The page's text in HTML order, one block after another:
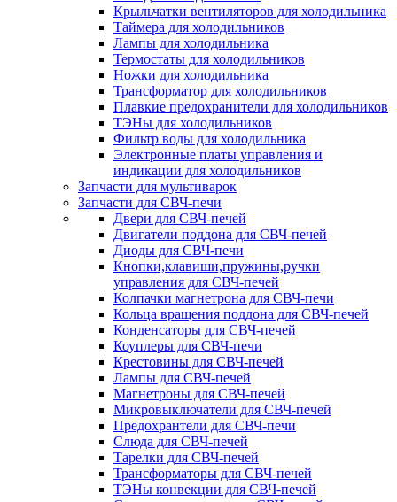
Крыльчатки вентиляторов для холодильника
Таймера для холодильников
Лампы для холодильника
Термостаты для холодильников
Ножки для холодильника
Трансформатор для холодильников
Плавкие предохранители для холодильников
ТЭНы для холодильников
Фильтр воды для холодильника
Электронные платы управления и
индикации для холодильников
Запчасти для мультиварок
Запчасти для СВЧ-печи
Двери для СВЧ-печей
Двигатели поддона для СВЧ-печей
Диоды для СВЧ-печи
Кнопки,клавиши,пружины,ручки
управления для СВЧ-печей
Колпачки магнетрона для СВЧ-печи
Кольца вращения поддона для СВЧ-печей
Конденсаторы для СВЧ-печей
Коуплеры для СВЧ-печи
Крестовины для СВЧ-печей
Лампы для СВЧ-печей
Магнетроны для СВЧ-печей
Микровыключатели для СВЧ-печей
Предохрантели для СВЧ-печи
Слюда для СВЧ-печей
Тарелки для СВЧ-печей
Трансформаторы для СВЧ-печей
ТЭНы конвекции для СВЧ-печей